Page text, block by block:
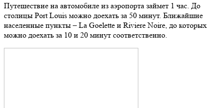
Путешествие на автомобиле из аэропорта займет 1 час. До
столицы Port Louis можно доехать за 50 минут. Ближайшие
населенные пункты – La Goelette и Riviere Noire, до которых
можно доехать за 10 и 20 минут соответственно.